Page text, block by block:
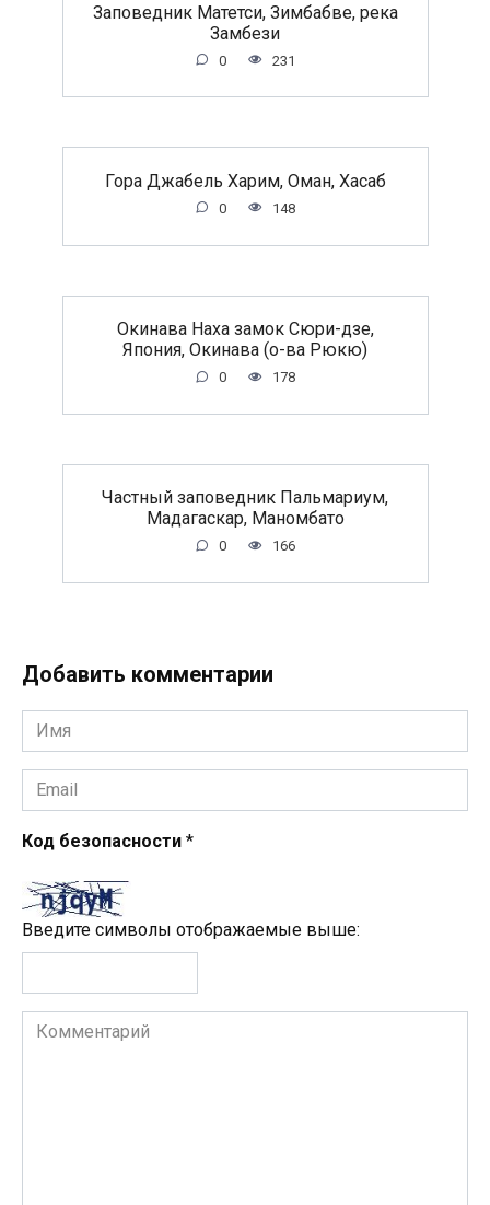
Заповедник Матетси, Зимбабве, река
Замбези
0 231
Гора Джабель Харим, Оман, Хасаб
0 148
Окинава Наха замок Сюри-дзе,
Япония, Окинава (о-ва Рюкю)
0 178
Частный заповедник Пальмариум,
Мадагаскар, Маномбато
0 166
Добавить комментарии
Имя
*
Email
*
Код безопасности *
Введите символы отображаемые выше:
Комментарий